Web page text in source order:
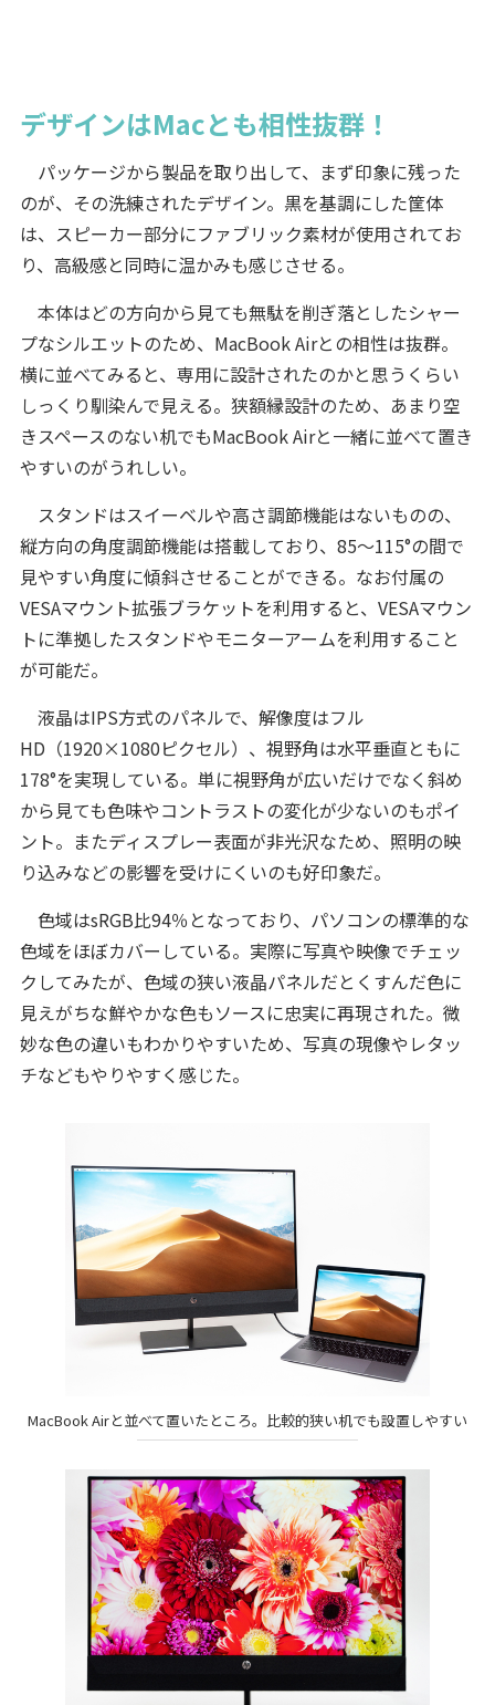
デザインはMacとも相性抜群！
パッケージから製品を取り出して、まず印象に残った
のが、その洗練されたデザイン。黒を基調にした筐体
は、スピーカー部分にファブリック素材が使用されてお
り、高級感と同時に温かみも感じさせる。
本体はどの方向から見ても無駄を削ぎ落としたシャー
プなシルエットのため、MacBook Airとの相性は抜群。
横に並べてみると、専用に設計されたのかと思うくらい
しっくり馴染んで見える。狭額縁設計のため、あまり空
きスペースのない机でもMacBook Airと一緒に並べて置き
やすいのがうれしい。
スタンドはスイーベルや高さ調節機能はないものの、
縦方向の角度調節機能は搭載しており、85～115°の間で
見やすい角度に傾斜させることができる。なお付属の
VESAマウント拡張ブラケットを利用すると、VESAマウン
トに準拠したスタンドやモニターアームを利用すること
が可能だ。
液晶はIPS方式のパネルで、解像度はフル
HD（1920×1080ピクセル）、視野角は水平垂直ともに
178°を実現している。単に視野角が広いだけでなく斜め
から見ても色味やコントラストの変化が少ないのもポイ
ント。またディスプレー表面が非光沢なため、照明の映
り込みなどの影響を受けにくいのも好印象だ。
色域はsRGB比94％となっており、パソコンの標準的な
色域をほぼカバーしている。実際に写真や映像でチェッ
クしてみたが、色域の狭い液晶パネルだとくすんだ色に
見えがちな鮮やかな色もソースに忠実に再現された。微
妙な色の違いもわかりやすいため、写真の現像やレタッ
チなどもやりやすく感じた。
MacBook Airと並べて置いたところ。比較的狭い机でも設置しやすい